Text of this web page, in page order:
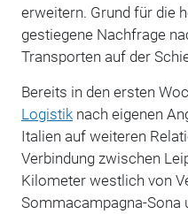
erweitern. Grund für die
gestiegene Nachfrage
Transporten auf der
Bereits in den ersten
Logistiknach eigenen
Italien auf weiteren
Verbindung zwischen
Kilometer westlich von
Sommacampagna-Sona